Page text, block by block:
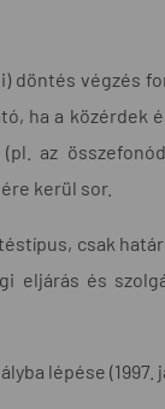
döntés végzés
ha a
az
kerül sor.
csak
eljárás és
lépése